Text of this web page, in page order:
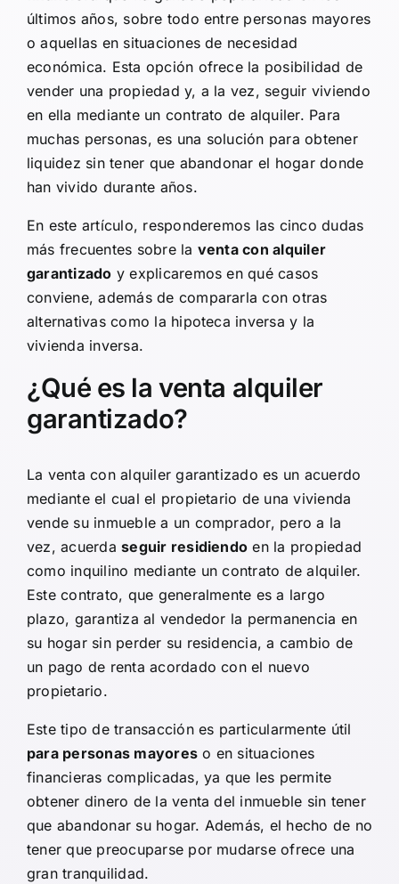
últimos años, sobre todo entre personas mayores
o aquellas en situaciones de necesidad
económica. Esta opción ofrece la posibilidad de
vender una propiedad y, a la vez, seguir viviendo
en ella mediante un contrato de alquiler. Para
muchas personas, es una solución para obtener
liquidez sin tener que abandonar el hogar donde
han vivido durante años.
En este artículo, responderemos las cinco dudas
más frecuentes sobre la venta con alquiler
garantizado y explicaremos en qué casos
conviene, además de compararla con otras
alternativas como la hipoteca inversa y la
vivienda inversa.
¿Qué es la venta alquiler
garantizado?
La venta con alquiler garantizado es un acuerdo
mediante el cual el propietario de una vivienda
vende su inmueble a un comprador, pero a la
vez, acuerdaseguir residiendo en la propiedad
como inquilino mediante un contrato de alquiler.
Este contrato, que generalmente es a largo
plazo, garantiza al vendedor la permanencia en
su hogar sin perder su residencia, a cambio de
un pago de renta acordado con el nuevo
propietario.
Este tipo de transacción es particularmente útil
para personas mayores o en situaciones
financieras complicadas, ya que les permite
obtener dinero de la venta del inmueble sin tener
que abandonar su hogar. Además, el hecho de no
tener que preocuparse por mudarse ofrece una
gran tranquilidad.